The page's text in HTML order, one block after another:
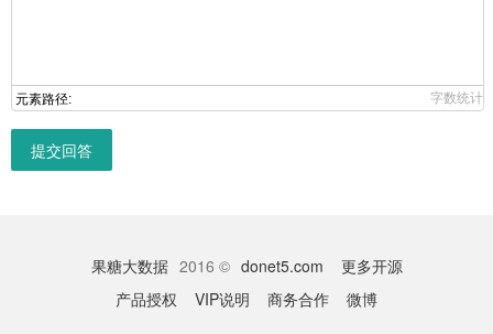
元素路径: 字数统计
提交回答
果糖大数据 2016 © donet5.com
更多开源
产品授权
VIP说明 商务合作 微博